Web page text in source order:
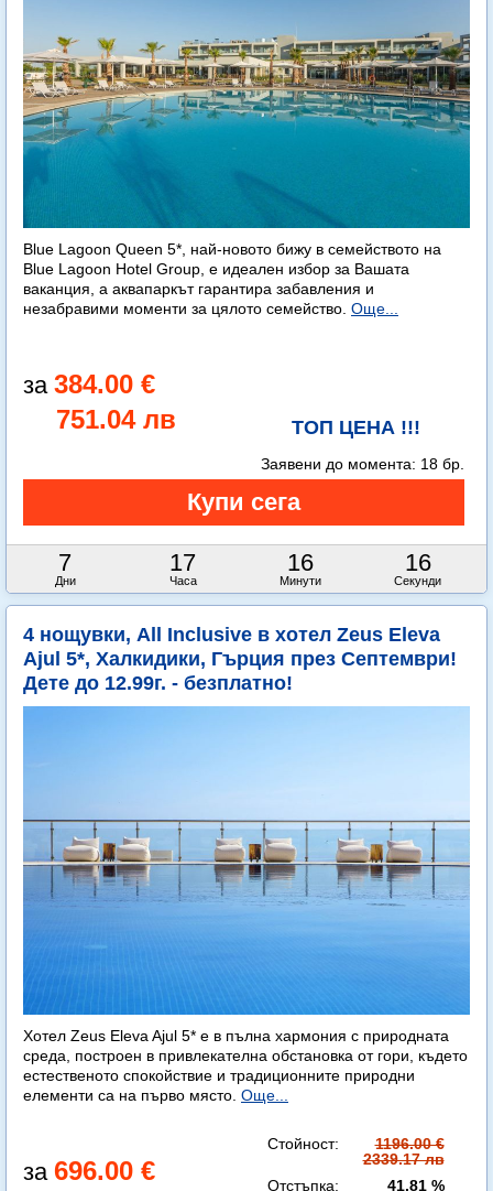
Blue Lagoon Queen 5*, най-новото бижу в семейството на
Blue Lagoon Hotel Group, е идеален избор за Вашата
ваканция, а аквапаркът гарантира забавления и
незабравими моменти за цялото семейство. Още...
384.00 €
751.04 лв
ТОП ЦЕНА !!!
7
Дни
17
Часа
16
Минути
14
Секунди
Заявени до момента: 18 бр.
4 нощувки, All Inclusive в хотел Zeus Eleva
Ajul 5*, Халкидики, Гърция през Септември!
Дете до 12.99г. - безплатно!
Хотел Zeus Eleva Ajul 5* е в пълна хармония с природната
среда, построен в привлекателна обстановка от гори, където
естественото спокойствие и традиционните природни
елементи са на първо място. Още...
696.00 €
Стойност:
1196.00 €
2339.17 лв
Отстъпка:
41.81 %